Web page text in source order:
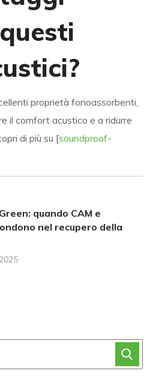
proprietà fonoassorbenti,
il comfort acustico e a ridurre
di più su [soundproof-
quando CAM e
nel recupero della